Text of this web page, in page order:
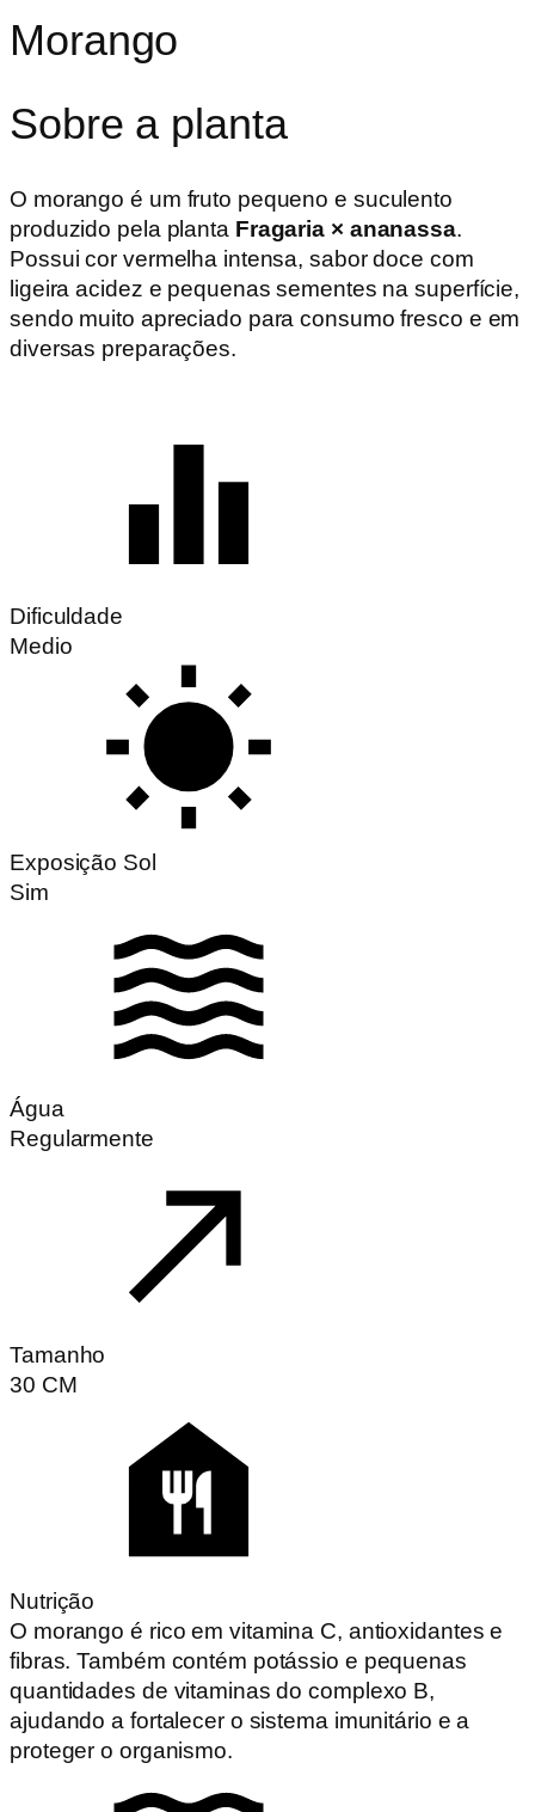
Morango
Sobre a planta
O morango é um fruto pequeno e suculento
produzido pela planta Fragaria × ananassa.
Possui cor vermelha intensa, sabor doce com
ligeira acidez e pequenas sementes na superfície,
sendo muito apreciado para consumo fresco e em
diversas preparações.
Dificuldade
Medio
Exposição Sol
Sim
Água
Regularmente
Tamanho
30 CM
Nutrição
O morango é rico em vitamina C, antioxidantes e
fibras. Também contém potássio e pequenas
quantidades de vitaminas do complexo B,
ajudando a fortalecer o sistema imunitário e a
proteger o organismo.